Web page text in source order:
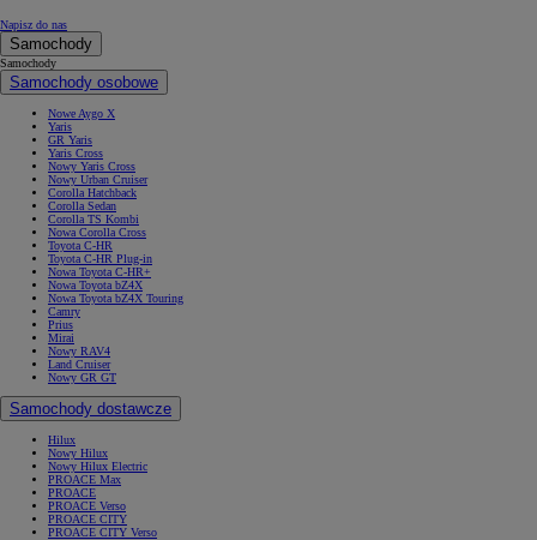
Napisz do nas
Samochody
Samochody
Samochody osobowe
Nowe Aygo X
Yaris
GR Yaris
Yaris Cross
Nowy Yaris Cross
Nowy Urban Cruiser
Corolla Hatchback
Corolla Sedan
Corolla TS Kombi
Nowa Corolla Cross
Toyota C-HR
Toyota C-HR Plug-in
Nowa Toyota C-HR+
Nowa Toyota bZ4X
Nowa Toyota bZ4X Touring
Camry
Prius
Mirai
Nowy RAV4
Land Cruiser
Nowy GR GT
Samochody dostawcze
Hilux
Nowy Hilux
Nowy Hilux Electric
PROACE Max
PROACE
PROACE Verso
PROACE CITY
PROACE CITY Verso